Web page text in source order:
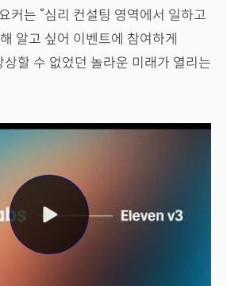
커는 “심리 컨설팅 영역에서 일하고
알고 싶어 이벤트에 참여하게
상할 수 없었던 놀라운 미래가 열리는